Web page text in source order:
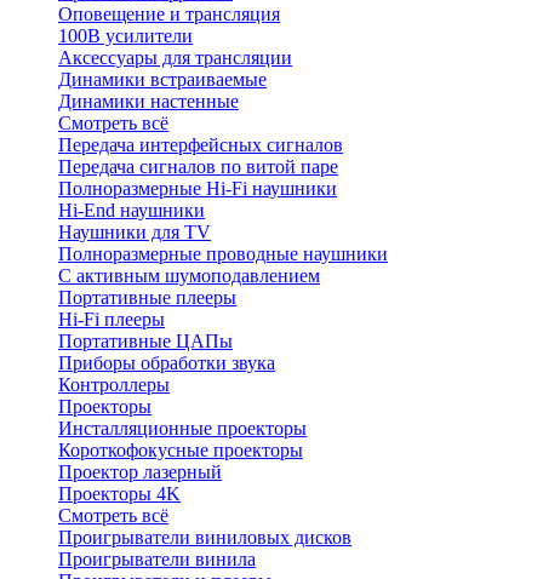
Оповещение и трансляция
100В усилители
Аксессуары для трансляции
Динамики встраиваемые
Динамики настенные
Смотреть всё
Передача интерфейсных сигналов
Передача сигналов по витой паре
Полноразмерные Hi-Fi наушники
Hi-End наушники
Наушники для TV
Полноразмерные проводные наушники
С активным шумоподавлением
Портативные плееры
Hi-Fi плееры
Портативные ЦАПы
Приборы обработки звука
Контроллеры
Проекторы
Инсталляционные проекторы
Короткофокусные проекторы
Проектор лазерный
Проекторы 4K
Смотреть всё
Проигрыватели виниловых дисков
Проигрыватели винила